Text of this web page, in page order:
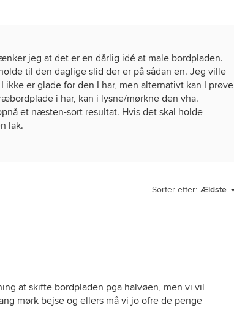
jeg at det er en dårlig idé at male bordpladen.
til den daglige slid der er på sådan en. Jeg ville
ikke er glade for den I har, men alternativt kan I prøve
i har, kan i lysne/mørkne den vha.
et næsten-sort resultat. Hvis det skal holde
lak.
eget køkken var de billigst i Bauhaus og IKEA - så
folie. Fordelen ved dette er at det er et nemt og
de godt nedslibes, og males.
både låger og bordplade her:
emhætten ud med en lofthængt. Man kan få dem
Sorter efter: Ældste
at skifte bordpladen pga halvøen, men vi vil
mørk bejse og ellers må vi jo ofre de penge